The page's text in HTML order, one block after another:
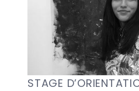
STAGE